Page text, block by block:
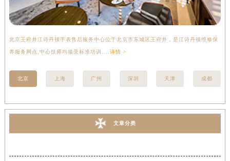
北京王府井江诗丹顿手表售后服务中心位于北京市东城区王府井，是江诗丹顿维修保
养服务网点,中心技师均接受标准培训.... 详情 >
北京 上海 广州 深圳 天津 成都
文章分类